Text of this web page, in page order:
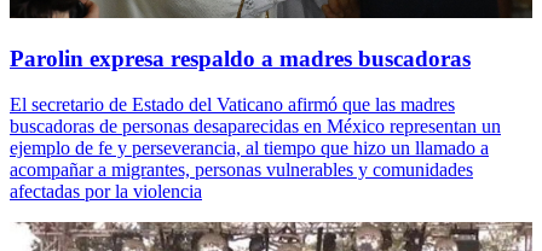
Parolin expresa respaldo a madres buscadoras
El secretario de Estado del Vaticano afirmó que las madres
buscadoras de personas desaparecidas en México representan un
ejemplo de fe y perseverancia, al tiempo que hizo un llamado a
acompañar a migrantes, personas vulnerables y comunidades
afectadas por la violencia